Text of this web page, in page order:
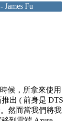
- James Fu
候，所拿來使用
出 ( 前身是 DTS
然而當我們將我